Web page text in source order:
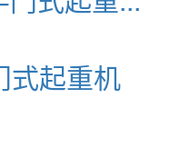
式起重机